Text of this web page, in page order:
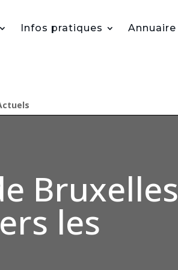
Infos pratiques Annuaire
Bruxelles
les